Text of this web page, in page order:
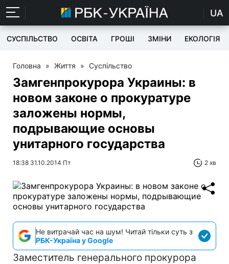
UA
СУСПІЛЬСТВО ОСВІТА ГРОШІ ЗМІНИ ЕКОЛОГІЯ
Головна » Життя » Суспільство
Замгенпрокурора Украины: в
новом законе о прокуратуре
заложены нормы,
подрывающие основы
унитарного государства
18:38 31.10.2014 Пт 2 хв
Не витрачай час на шум! Читай тільки суть з
РБК-Україна у Google
Заместитель генерального прокурора